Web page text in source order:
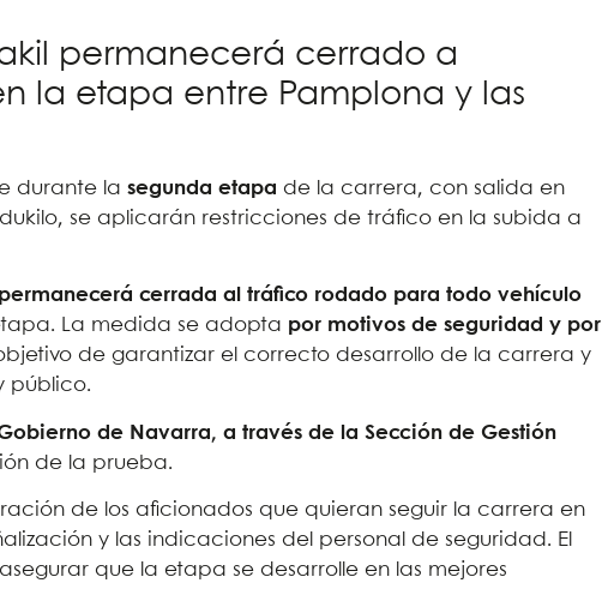
permanecerá cerrado a
la etapa entre Pamplona y las
durante la segunda etapa de la carrera, con salida en
se aplicarán restricciones de tráfico en la subida a
cerrada al tráfico rodado para todo vehículo
La medida se adopta por motivos de seguridad y por
de garantizar el correcto desarrollo de la carrera y
público.
de Navarra, a través de la Sección de Gestión
de la prueba.
de los aficionados que quieran seguir la carrera en
y las indicaciones del personal de seguridad. El
que la etapa se desarrolle en las mejores